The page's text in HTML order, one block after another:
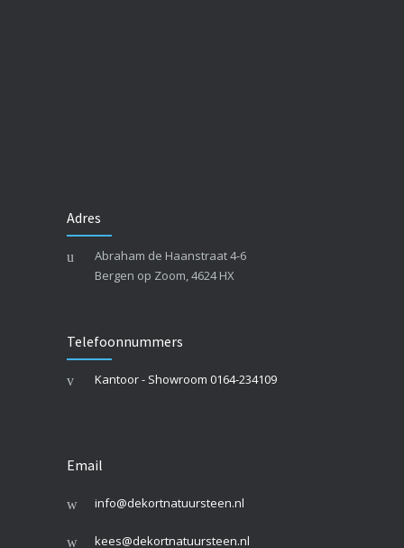
Adres
Abraham de Haanstraat 4-6
Bergen op Zoom, 4624 HX
Telefoonnummers
Kantoor - Showroom 0164-234109
Email
info@dekortnatuursteen.nl
kees@dekortnatuursteen.nl